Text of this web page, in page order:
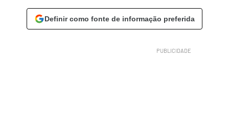
Definir como fonte de informação preferida